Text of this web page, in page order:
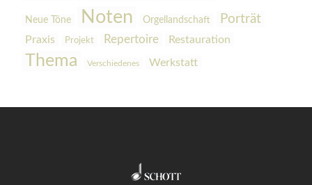
Neue Töne Noten Orgellandschaft Porträt
Praxis Projekt Repertoire Restauration
Thema Verschiedenes Werkstatt